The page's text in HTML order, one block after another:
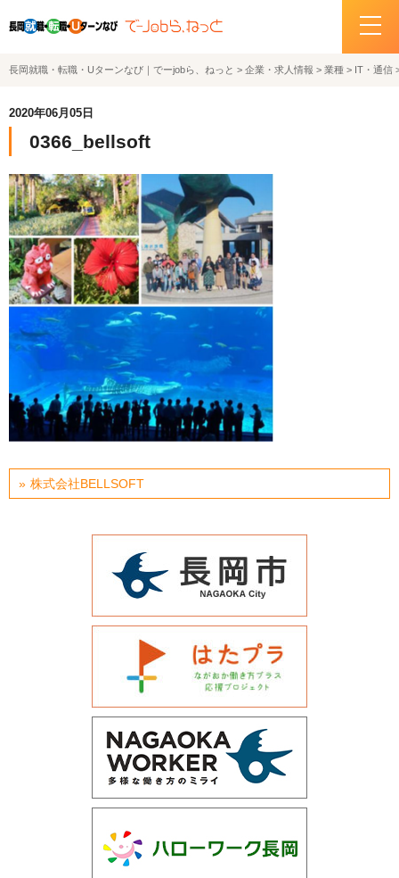
ホーム
企業・求人情報
サポートデスクの紹介
お問い合わせ
関連機関リンク
サイトポリシー
プライバシーポリシー
運営会社について
長岡就職・転職・Uターンなび｜でーjobら、ねっと > 企業・求人情報 > 業種 > IT・通信
2020年06月05日
0366_bellsoft
株式会社BELLSOFT